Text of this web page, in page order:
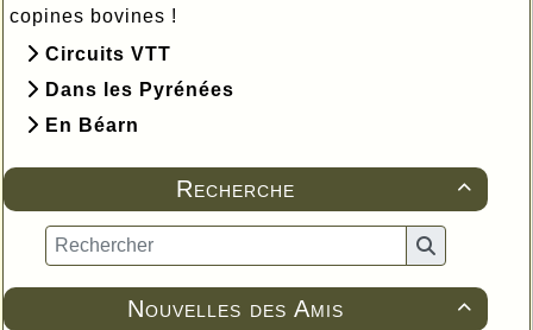
copines bovines !
Circuits VTT
Dans les Pyrénées
En Béarn

Recherche

Nouvelles des Amis